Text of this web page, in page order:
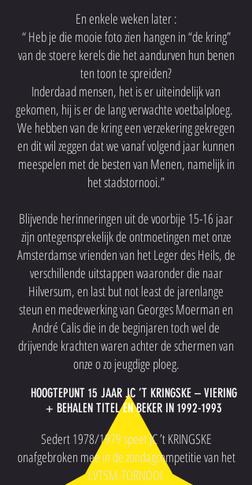
En enkele weken later :
“ Heb je die mooie foto zien hangen in “de kring”
van de stoere kerels die het aandurven hun benen
ten toon te spreiden?
Inderdaad mensen, het is er uiteindelijk van
gekomen, hij is er de lang verwachte voetbalploeg.
We hebben van de kring een verzekering gekregen
en dit wil zeggen dat we vanaf volgend jaar kunnen
meespelen met de besten van Menen, namelijk in
het stadstornooi.”
Blijvende herinneringen uit de voorbije 15-16 jaar
zijn ontegensprekelijk de ontmoetingen met onze
Amsterdamse vrienden van het Leger des Heils, de
verschillende uitstappen waaronder die naar
Hilversum, en last but not least de jarenlange
steun en medewerking van Georges Moerman en
André Calis die in de beginjaren toch wel de
drijvende krachten waren achter de schermen van
onze o zo jeugdige ploeg.
HOOGTEPUNT 15 JAAR JC ’T KRINGSKE – VIERING
+ BEHALEN TITEL EN BEKER IN 1992-1993
Sedert 1978/1979 speet JC ’t KRINGSKE
onafgebroken mee in de zondagcompetitie van het
LVTSM-TORNOOI.